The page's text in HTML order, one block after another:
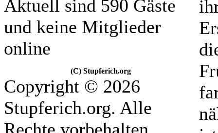
Aktuell sind 590 Gäste
und keine Mitglieder
online
(C) Stupferich.org
Copyright © 2026
Stupferich.org. Alle